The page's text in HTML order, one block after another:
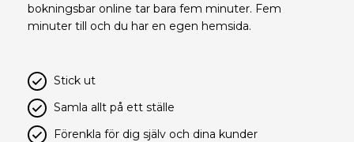
bokningsbar online tar bara fem minuter. Fem
minuter till och du har en egen hemsida.
Stick ut
Samla allt på ett ställe
Förenkla för dig själv och dina kunder